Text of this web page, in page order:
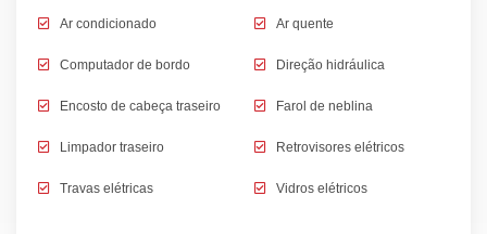
Ar condicionado Ar quente
Computador de bordo Direção hidráulica
Encosto de cabeça traseiro Farol de neblina
Limpador traseiro Retrovisores elétricos
Travas elétricas Vidros elétricos